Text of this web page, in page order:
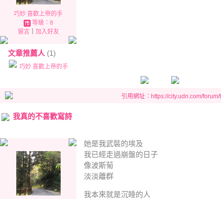
巧妙 喜歡上帝的手
等級：8
留言｜ 加入好友
文章推薦人 (1)
巧妙 喜歡上帝的手
引用網址：https://city.udn.com/
我真的不喜歡寫詩
她是我武裝的埃及
我已經走過崩盤的日子
像波斯菊
淡淡離群
我本來就是沉睡的人